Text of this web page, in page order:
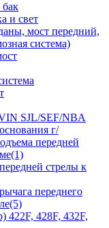
и свет
мост передний,
система)
SJL/SEF/NBA
г/
передней
стрелы к
переднего
422F, 428F, 432F,